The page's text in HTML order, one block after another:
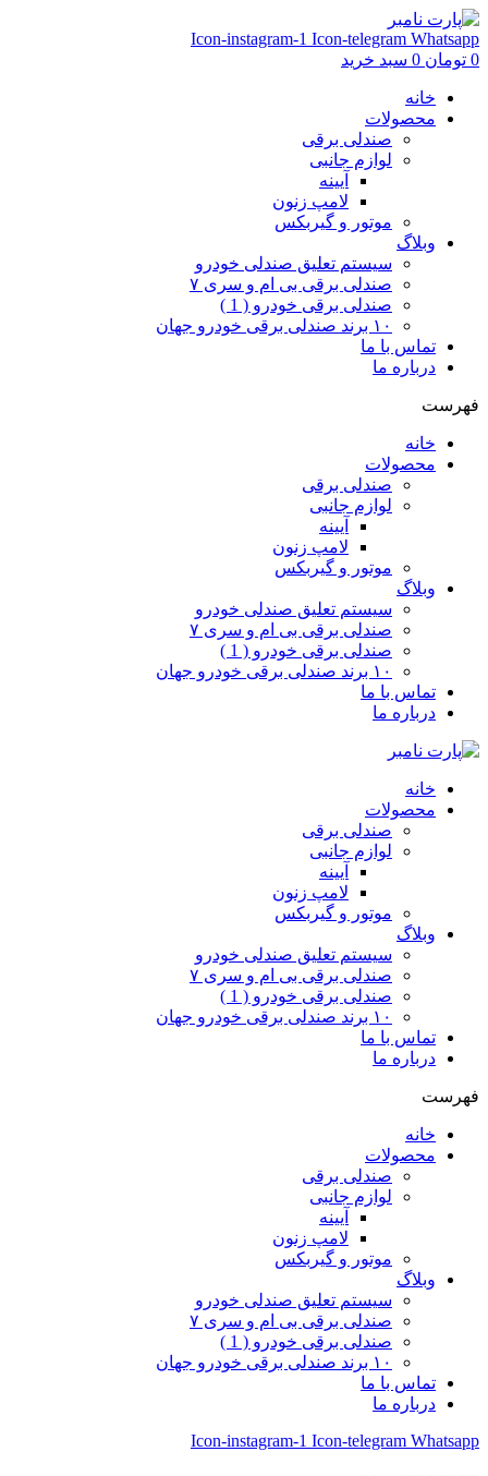
Icon-instagram-1 Icon-telegram Whatsapp
0 تومان 0 سبد خرید
خانه
محصولات
صندلی برقی
لوازم جانبی
آیینه
لامپ زنون
موتور و گیربکس
وبلاگ
سیستم تعلیق صندلی خودرو
صندلی برقی بی ام و سری ۷
صندلی برقی خودرو ( 1 )
۱۰ برند صندلی برقی خودرو جهان
تماس با ما
درباره ما
فهرست
خانه
محصولات
صندلی برقی
لوازم جانبی
آیینه
لامپ زنون
موتور و گیربکس
وبلاگ
سیستم تعلیق صندلی خودرو
صندلی برقی بی ام و سری ۷
صندلی برقی خودرو ( 1 )
۱۰ برند صندلی برقی خودرو جهان
تماس با ما
درباره ما
خانه
محصولات
صندلی برقی
لوازم جانبی
آیینه
لامپ زنون
موتور و گیربکس
وبلاگ
سیستم تعلیق صندلی خودرو
صندلی برقی بی ام و سری ۷
صندلی برقی خودرو ( 1 )
۱۰ برند صندلی برقی خودرو جهان
تماس با ما
درباره ما
فهرست
خانه
محصولات
صندلی برقی
لوازم جانبی
آیینه
لامپ زنون
موتور و گیربکس
وبلاگ
سیستم تعلیق صندلی خودرو
صندلی برقی بی ام و سری ۷
صندلی برقی خودرو ( 1 )
۱۰ برند صندلی برقی خودرو جهان
تماس با ما
درباره ما
Icon-instagram-1 Icon-telegram Whatsapp